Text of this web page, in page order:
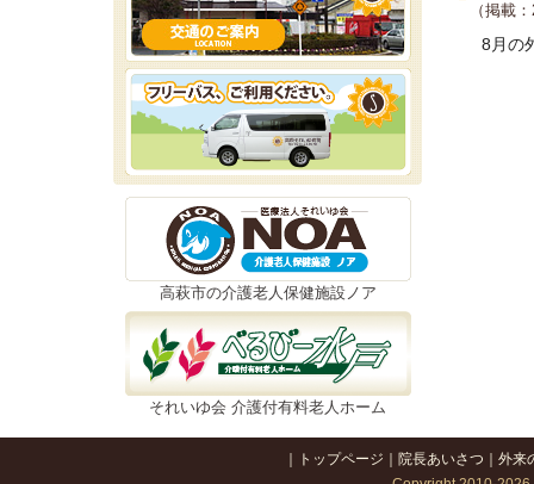
高萩市の介護老人保健施設ノア
それいゆ会 介護付有料老人ホーム
（掲載
8月の
トップページ 院長あいさつ
外来